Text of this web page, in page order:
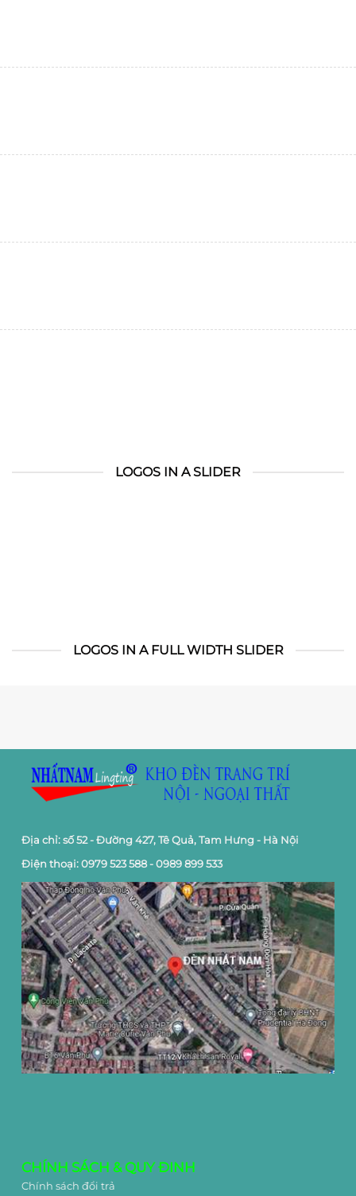
LOGOS IN A SLIDER
LOGOS IN A FULL WIDTH SLIDER
Địa chỉ: số 52 - Đường 427, Tê Quả, Tam Hưng - Hà Nội
Điện thoại: 0979 523 588 - 0989 899 533
CHÍNH SÁCH & QUY ĐINH
Chính sách đổi trả